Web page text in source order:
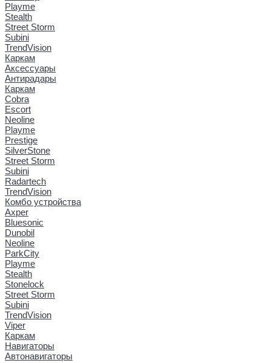
Playme
Stealth
Street Storm
Subini
TrendVision
Каркам
Аксессуары
Антирадары
Каркам
Cobra
Escort
Neoline
Playme
Prestige
SilverStone
Street Storm
Subini
Radartech
TrendVision
Комбо устройства
Axper
Bluesonic
Dunobil
Neoline
ParkCity
Playme
Stealth
Stonelock
Street Storm
Subini
TrendVision
Viper
Каркам
Навигаторы
Автонавигаторы